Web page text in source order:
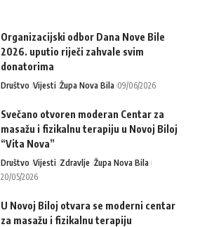
Organizacijski odbor Dana Nove Bile
2026. uputio riječi zahvale svim
donatorima
Društvo Vijesti Župa Nova Bila 09/06/2026
Svečano otvoren moderan Centar za
masažu i fizikalnu terapiju u Novoj Biloj
“Vita Nova”
Društvo Vijesti Zdravlje Župa Nova Bila
20/05/2026
U Novoj Biloj otvara se moderni centar
za masažu i fizikalnu terapiju